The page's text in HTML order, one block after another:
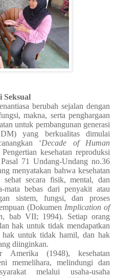
Seksual
berubah sejalan dengan
makna, serta penghargaan
untuk pembangunan generasi
yang berkualitas dimulai
‘Decade of Human
kesehatan reproduksi
71 Undang-Undang no.36
menyatakan bahwa kesehatan
sehat secara fisik, mental, dan
mata bebas dari penyakit atau
sistem, fungsi, dan proses
(Dokumen Implication of
, bab VII; 1994). Setiap orang
hak untuk tidak mendapatkan
untuk tidak hamil, dan hak
diinginkan.
Amerika (1948), kesehatan
memelihara, melindungi dan
melalui usaha-usaha